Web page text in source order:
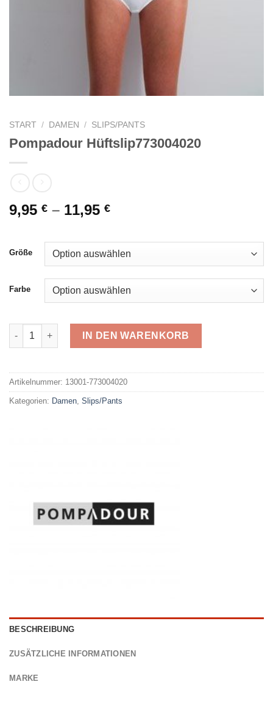
START / DAMEN / SLIPS/PANTS
Pompadour Hüftslip773004020
9,95 € – 11,95 €
Größe
Farbe
Pompadour Hüftslip773004020 Menge
IN DEN WARENKORB
Artikelnummer: 13001-773004020
Kategorien: Damen Slips/Pants
BESCHREIBUNG
ZUSÄTZLICHE INFORMATIONEN
MARKE